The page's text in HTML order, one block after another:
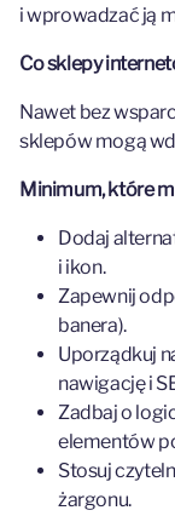
i wprowadzać ją
Co sklepy
Nawet bez
sklepów mogą
Minimum, które
Dodaj
i ikon.
Zapewnij
banera).
Uporządkuj
nawigację i
Zadbaj o
elementów
Stosuj
żargonu.